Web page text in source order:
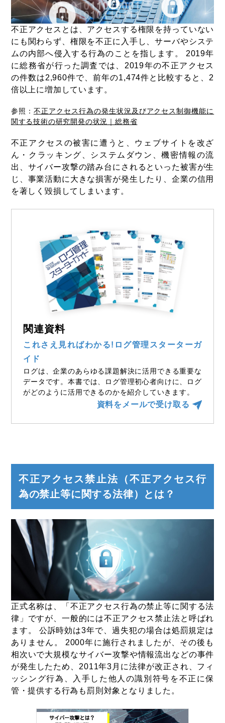
不正アクセスとは、アクセスする権限を持っていない
にも関わらず、権限を不正に入手し、サーバやシステ
ムの内部へ侵入する行為のことを指します。 2019年
に総務省が行った調査では、2019年の不正アクセス
の件数は2,960件で、前年の1,474件と比較すると、2
倍以上に増加しています。
参照： 不正アクセス行為の発生状況及びアクセス制御機能に
関する技術の研究開発の状況｜総務省
不正アクセスの被害に遭うと、ウェブサイトを改ざ
ん・クラッキング、システムダウン、機密情報の流
出、サイバー攻撃の踏み台にされるといった被害が生
じ、事業活動に大きな損害が発生したり、企業の信用
を著しく毀損してしまいます。
関連資料
これさえ見ればわかる!ログ管理スターターガ
イド
ログは、企業のあらゆる課題解決に活用できる重要な
データです。本書では、ログ管理初心者向けに、ログ
がどのように活用できるのかを紹介していきます。
資料をメールで受け取る
不正アクセス禁止法（不正アクセス行
為の禁止等に関する法律）とは？
正式名称は、「不正アクセス行為の禁止等に関する法
律」ですが、一般的には不正アクセス禁止法と呼ばれ
ます。 公訴時効は3年で、過失犯の場合は処罰規定は
ありません。 2000年に施行されましたが、その後も
相次いで大規模なサイバー攻撃や情報流出などの事件
が発生したため、2011年3月に法律が改正され、フィ
ッシング行為、入手した他人の識別符号を不正に保
管・提供する行為も罰則対象となりました。